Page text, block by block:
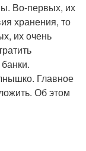
Во-первых, их
хранения, то
их очень
Главное
Об этом